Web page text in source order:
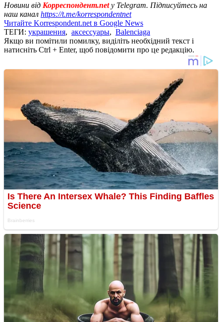
Новини від Корреспондент.netу Telegram. Підписуйтесь на
наш канал https://t.me/korrespondentnet
Читайте Korrespondent.net в Google News
ТЕГИ: украшения, аксессуары, Balenciaga
Якщо ви помітили помилку, виділіть необхідний текст і
натисніть Ctrl + Enter, щоб повідомити про це редакцію.